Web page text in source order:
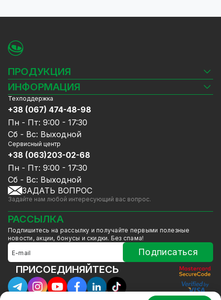
ПРОДУКЦИЯ
Камеры видеонаблюдения
Видеорегистраторы
Комплекты видеонаблюдения
СКУД
Источники питания
Сетевое оборудование
Ноутбуки и компьютеры
Аксессуары
Акции
Уцененный товар
GreenVision скидки
Мерч от GreenVision
Товары для дома
Товары снятые с производства
ИНФОРМАЦИЯ
Блог
Доставка и оплата
Гарантия и Сервисное обслуживание
Политика конфиденциальности
Договор публичной оферты
Сотрудничество
Услуги
Калькулятор расчёта объёма HDD
Техподдержка
+38 (067) 474-48-98
Пн - Пт: 9:00 - 17:30
Сб - Вс: Выходной
Сервисный центр
+38 (063)203-02-68
Пн - Пт: 9:00 - 17:30
Сб - Вс: Выходной
ЗАДАТЬ ВОПРОС
Задайте нам любой интересующий вас вопрос.
РАССЫЛКА
Подпишитесь на рассылку и получайте первыми полезные
новости, акции, бонусы и скидки. Без спама!
Подписаться
ПРИСОЕДИНЯЙТЕСЬ